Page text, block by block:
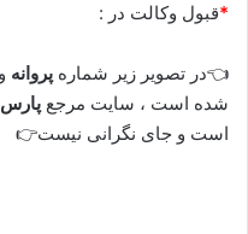
*قبول وکالت در :
👈در تصویر زیر شماره پروانه
شده است ، سایت مرجع
است و جای نگرانی نیست👉